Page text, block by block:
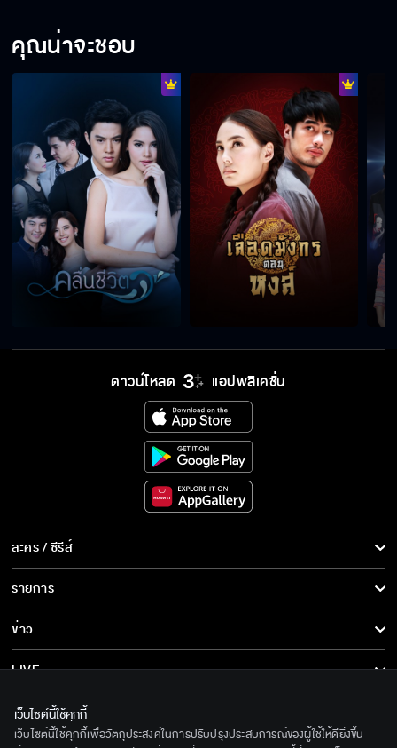
คุณน่าจะชอบ
ดาวน์โหลด แอปพลิเคชั่น
ละคร / ซีรีส์
ละคร/ซีรีส์
ซีรีส์นานาชาติ
การ์ตูน & เกม
รายการ
รายการทั้งหมด
ข่าว
ข่าวทั้งหมด
ข่าวประชาสัมพันธ์
LIVE
เกี่ยวกับเรา
BEC World
เว็บไซต์นี้ใช้คุกกี้
เว็บไซต์นี้ใช้คุกกี้เพื่อวัตถุประสงค์ในการปรับปรุงประสบการณ์ของผู้ใช้ให้ดียิ่งขึ้น